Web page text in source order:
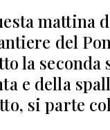
mattina
del
la
e della
si parte